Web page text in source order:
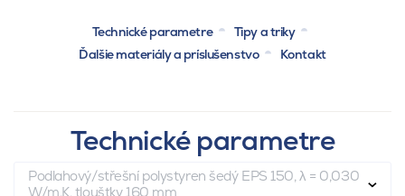
Technické parametre
Tipy a triky
Ďalšie materiály a príslušenstvo
Kontakt
Technické parametre
Podlahový/střešní polystyren šedý EPS 150, λ = 0,030
W/m.K, tloušťky 160 mm